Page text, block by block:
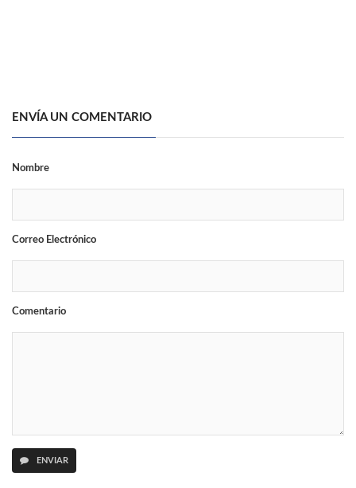
ENVÍA UN COMENTARIO
Nombre
Correo Electrónico
Comentario
ENVIAR